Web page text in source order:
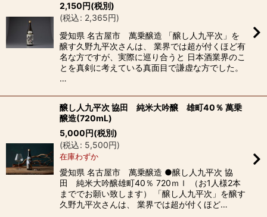
2,150円(税別)
(税込: 2,365円)
愛知県 名古屋市 萬乗醸造 「醸し人九平次」を
醸す久野九平次さんは、 業界では超が付くほど有
名な方ですが、実際に巡り合うと 日本酒業界のこ
とを真剣に考えている真面目で謙虚な方でした。
…
醸し人九平次 協田 純米大吟醸 雄町40％ 萬乗
醸造(720mL)
5,000円(税別)
(税込: 5,500円)
在庫わずか
愛知県 名古屋市 萬乗醸造 ●醸し人九平次 協
田 純米大吟醸雄町40％ 720ｍｌ （お1人様2本
まででお願い致します） 「醸し人九平次」を醸す
久野九平次さんは、 業界では超が付くほど…